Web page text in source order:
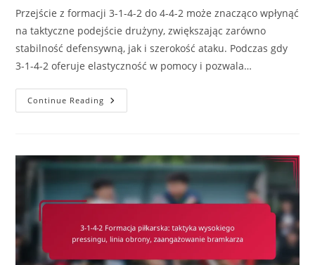
Przejście z formacji 3-1-4-2 do 4-4-2 może znacząco wpłynąć
na taktyczne podejście drużyny, zwiększając zarówno
stabilność defensywną, jak i szerokość ataku. Podczas gdy
3-1-4-2 oferuje elastyczność w pomocy i pozwala…
Continue Reading 3-
1-
Na
4-
4-
2,
Szerokość
A
Centralna,
Zmiany
Strategiczne